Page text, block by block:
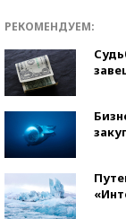
РЕКОМЕНДУЕМ: